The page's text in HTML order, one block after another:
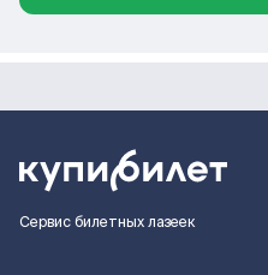
Сервис билетных лазеек